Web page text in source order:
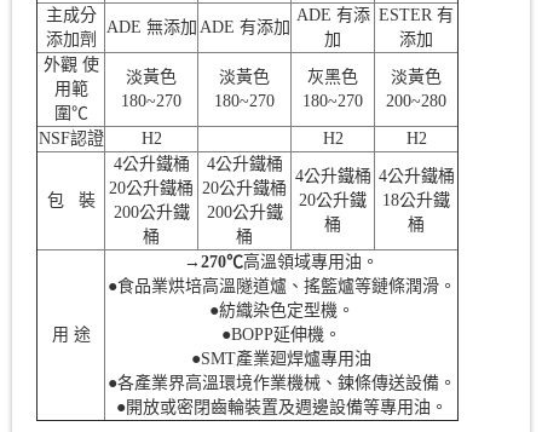
主成分
添加劑
ADE 無添加 ADE 有添加
ADE 有添
加
ESTER 有
添加
外觀 使
用範
圍℃
淡黃色
180~270
淡黃色
180~270
灰黑色
180~270
淡黃色
200~280
NSF認證 H2 H2 H2
包 裝
4公升鐵桶
20公升鐵桶
200公升鐵
桶
4公升鐵桶
20公升鐵桶
200公升鐵
桶
4公升鐵桶
20公升鐵
桶
4公升鐵桶
18公升鐵
桶
用 途
→270℃高溫領域專用油。
●食品業烘培高溫隧道爐、搖籃爐等鏈條潤滑。
●紡織染色定型機。
●BOPP延伸機。
●SMT產業廻焊爐專用油
●各產業界高溫環境作業機械、鍊條傳送設備。
●開放或密閉齒輪裝置及週邊設備等專用油。